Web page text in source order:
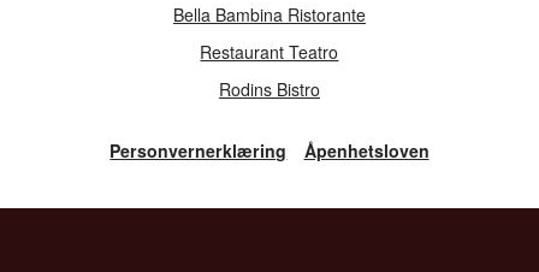
Personvernerklæring Åpenhetsloven
Bella Bambina Ristorante
Restaurant Teatro
Rodins Bistro